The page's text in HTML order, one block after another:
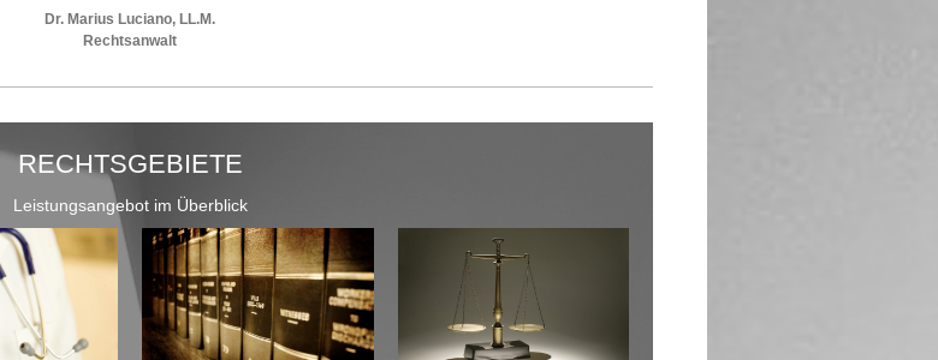
Dr. Marius Luciano, LL.M.
Rechtsanwalt
RECHTSGEBIETE
Leistungsangebot im Überblick